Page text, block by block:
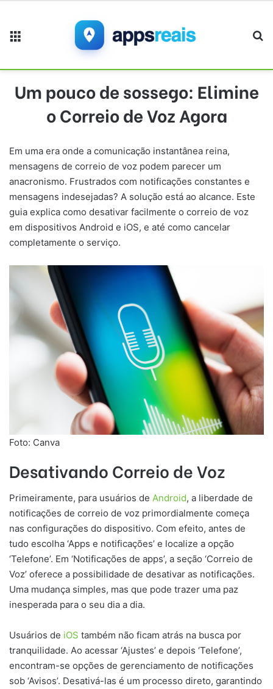
Um pouco de sossego: Elimine
o Correio de Voz Agora
Em uma era onde a comunicação instantânea reina,
mensagens de correio de voz podem parecer um
anacronismo. Frustrados com notificações constantes e
mensagens indesejadas? A solução está ao alcance. Este
guia explica como desativar facilmente o correio de voz
em dispositivos Android e iOS, e até como cancelar
completamente o serviço.
Foto: Canva
Desativando Correio de Voz
Primeiramente, para usuários de Android, a liberdade de
notificações de correio de voz primordialmente começa
nas configurações do dispositivo. Com efeito, antes de
tudo escolha ‘Apps e notificações’ e localize a opção
‘Telefone’. Em ‘Notificações de apps’, a seção ‘Correio de
Voz’ oferece a possibilidade de desativar as notificações.
Uma mudança simples, mas que pode trazer uma paz
inesperada para o seu dia a dia.
Usuários de iOS também não ficam atrás na busca por
tranquilidade. Ao acessar ‘Ajustes’ e depois ‘Telefone’,
encontram-se opções de gerenciamento de notificações
sob ‘Avisos’. Desativá-las é um processo direto, garantindo